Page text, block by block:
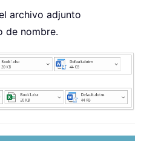
archivo adjunto
de nombre.